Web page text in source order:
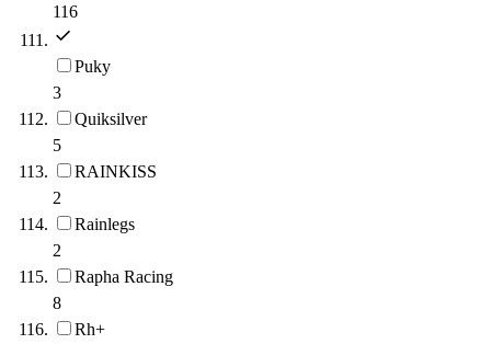
116
Puky
3
Quiksilver
5
RAINKISS
2
Rainlegs
2
Rapha Racing
8
Rh+